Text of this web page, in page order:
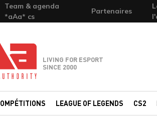
Team & agenda
*aAa* cs
Partenaires
All authority
LIVING FOR ESPORT
SINCE 2000
LEAGUE OF LEGENDS CS2